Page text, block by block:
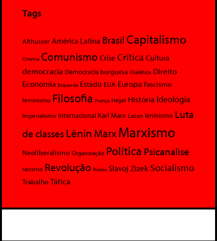
Tags
Althusser América Latina Brasil Capitalismo
Cinema Comunismo Crise Crítica Cultura
democracia Democracia burguesa Dialética Direito
Economia Esquerda Estado EUA Europa Fascismo
feminismo Filosofia França Hegel História Ideologia
Imperialismo Internacional Karl Marx Lacan leninismo Luta
de classesLênin MarxMarxismo
Neoliberalismo Organização Política Psicanalise
racismo Revolução Rússia Slavoj Zizek Socialismo
Trabalho Tática